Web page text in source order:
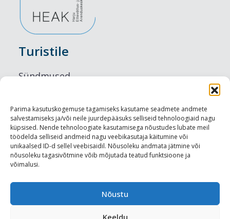
Parima kasutuskogemuse tagamiseks kasutame seadmete andmete
salvestamiseks ja/või neile juurdepääsuks selliseid tehnoloogiaid nagu
küpsised. Nende tehnoloogiate kasutamisega nõustudes lubate meil
töödelda selliseid andmeid nagu veebikasutaja käitumine või
unikaalsed ID-d sellel veebisaidil. Nõusoleku andmata jätmine või
nõusoleku tagasivõtmine võib mõjutada teatud funktsioone ja
võimalusi.
Nõustu
Keeldu
Turistile
Sündmused
Maitseelamused
Vaatamisväärsused
Visit Tallinn
Turismiprofessionaalile